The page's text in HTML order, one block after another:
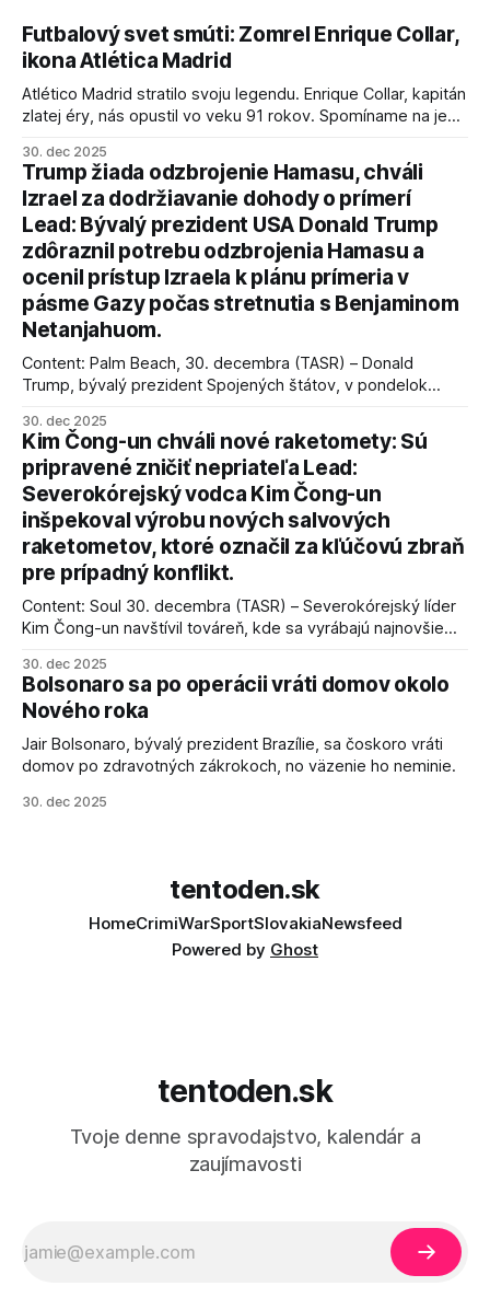
Futbalový svet smúti: Zomrel Enrique Collar,
ikona Atlética Madrid
Atlético Madrid stratilo svoju legendu. Enrique Collar, kapitán
zlatej éry, nás opustil vo veku 91 rokov. Spomíname na jeho
30. dec 2025
Trump žiada odzbrojenie Hamasu, chváli
Izrael za dodržiavanie dohody o prímerí
Lead: Bývalý prezident USA Donald Trump
zdôraznil potrebu odzbrojenia Hamasu a
ocenil prístup Izraela k plánu prímeria v
pásme Gazy počas stretnutia s Benjaminom
Netanjahuom.
Content: Palm Beach, 30. decembra (TASR) – Donald
Trump, bývalý prezident Spojených štátov, v pondelok
kľúčové pre úspešné dosiahnutie prímeria v Gaze. Agentúra
AFP informuje, že Trump vyjadril presvedčenie, že Izrael plní
podmienky dohody o prí
30. dec 2025
Kim Čong-un chváli nové raketomety: Sú
pripravené zničiť nepriateľa Lead:
Severokórejský vodca Kim Čong-un
inšpekoval výrobu nových salvových
raketometov, ktoré označil za kľúčovú zbraň
pre prípadný konflikt.
Content: Soul 30. decembra (TASR) – Severokórejský líder
Kim Čong-un navštívil továreň, kde sa vyrábajú najnovšie
schopnosti. Informovali o tom štátne médiá KĽDR, na ktoré
sa odvoláva agentúra AFP.
30. dec 2025
Bolsonaro sa po operácii vráti domov okolo
Nového roka
Jair Bolsonaro, bývalý prezident Brazílie, sa čoskoro vráti
domov po zdravotných zákrokoch, no väzenie ho neminie.
30. dec 2025
tentoden.sk
HomeCrimiWarSportSlovakiaNewsfeed
Powered by Ghost
tentoden.sk
Tvoje denne spravodajstvo, kalendár a
zaujímavosti